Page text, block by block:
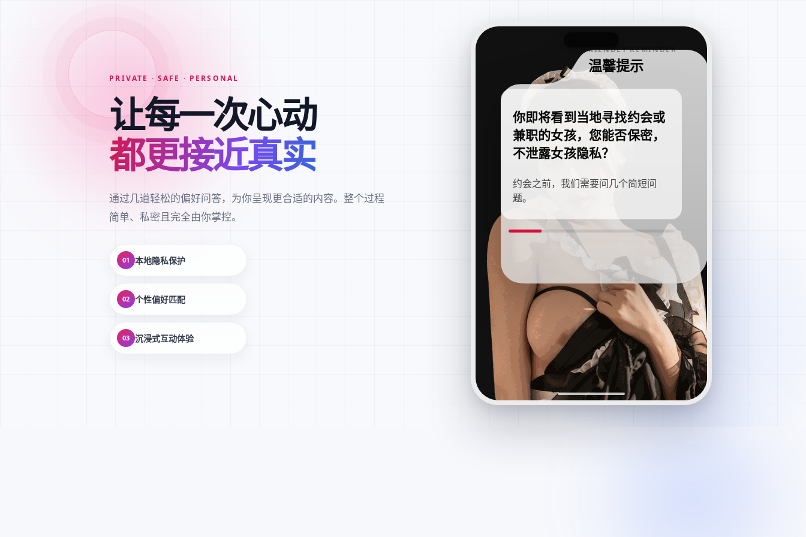
PRIVATE · SAFE · PERSONAL
让每一次心动
都更接近真实
通过几道轻松的偏好问答，为你呈现更合适的内容。整个过程
简单、私密且完全由你掌控。
01 本地隐私保护
02 个性偏好匹配
03 沉浸式互动体验
FRIENDLY REMINDER
温馨提示
你即将看到当地寻找约会或
兼职的女孩，您能否保密，
不泄露女孩隐私？
约会之前，我们需要问几个简短问
题。